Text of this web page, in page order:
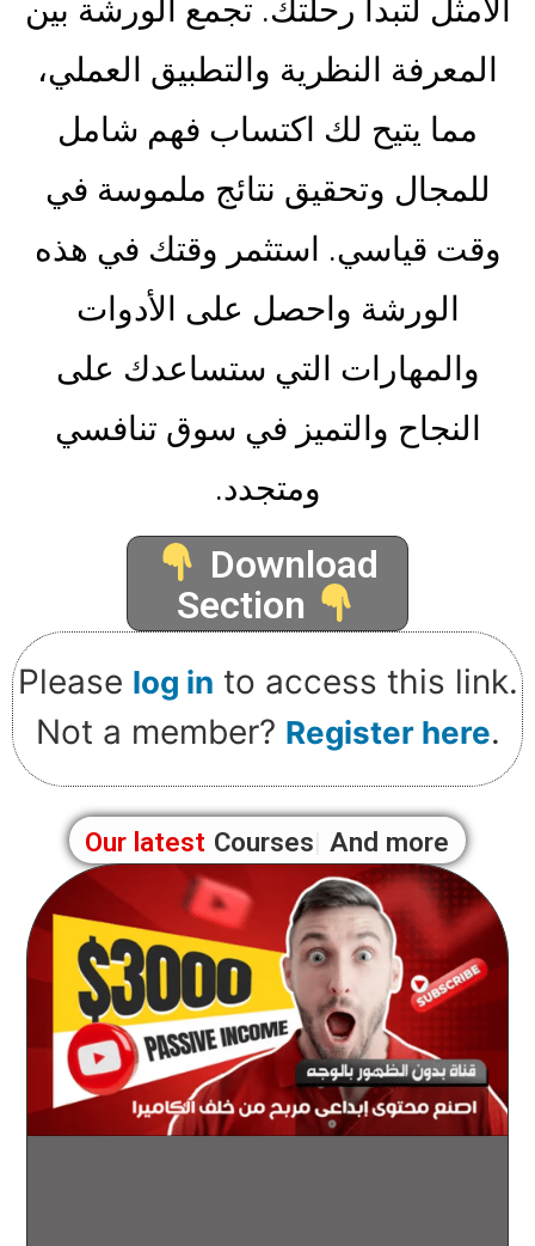
الأمثل لتبدأ رحلتك. تجمع الورشة بين
المعرفة النظرية والتطبيق العملي،
مما يتيح لك اكتساب فهم شامل
للمجال وتحقيق نتائج ملموسة في
وقت قياسي. استثمر وقتك في هذه
الورشة واحصل على الأدوات
والمهارات التي ستساعدك على
النجاح والتميز في سوق تنافسي
ومتجدد.
Download
Section
Please log in to access this link.
Not a member? Register here.
Our latest Blogs And more